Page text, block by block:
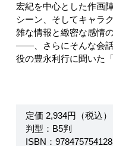
宏紀を中心とした作画
シーン、そしてキャラ
雑な情報と緻密な感情
――、さらにそんな会
役の豊永利行に聞いた
定価 2,934円（税
判型：B5判
ISBN：